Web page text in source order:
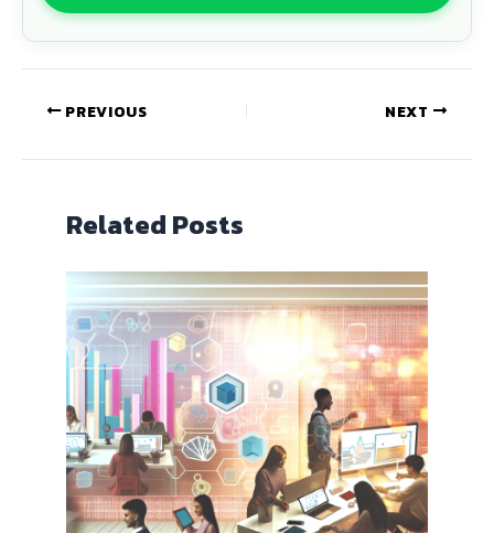
PREVIOUS NEXT
Related Posts